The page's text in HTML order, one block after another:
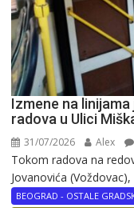
Izmene na
radova u Ulici
31/07/2026 Alex
Tokom radova na
Jovanovića
BEOGRAD - OSTALE